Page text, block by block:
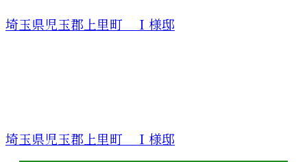
埼玉県児玉郡上里町 Ｉ様邸
埼玉県児玉郡上里町 Ｉ様邸